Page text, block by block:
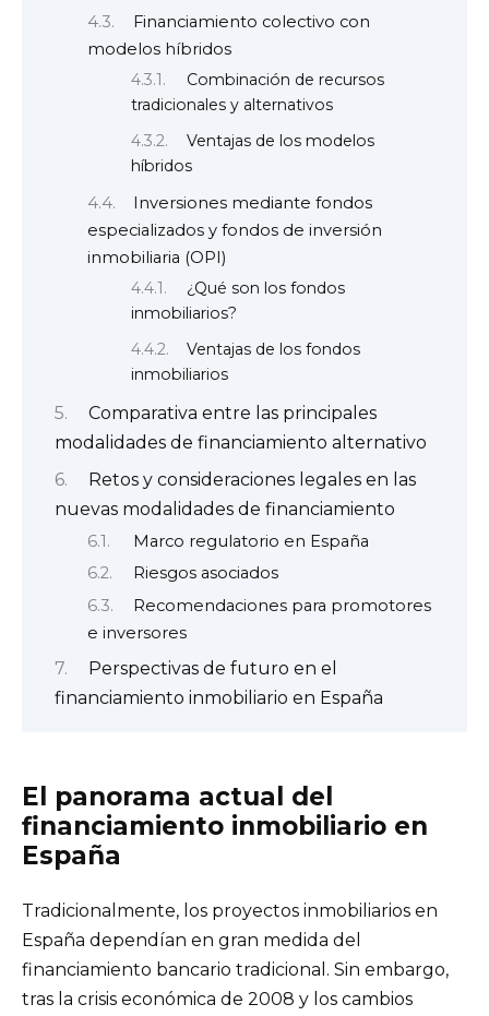
Financiamiento colectivo con
modelos híbridos
Combinación de recursos
tradicionales y alternativos
Ventajas de los modelos
híbridos
Inversiones mediante fondos
especializados y fondos de inversión
inmobiliaria (OPI)
¿Qué son los fondos
inmobiliarios?
Ventajas de los fondos
inmobiliarios
Comparativa entre las principales
modalidades de financiamiento alternativo
Retos y consideraciones legales en las
nuevas modalidades de financiamiento
Marco regulatorio en España
Riesgos asociados
Recomendaciones para promotores
e inversores
Perspectivas de futuro en el
financiamiento inmobiliario en España
El panorama actual del
financiamiento inmobiliario en
España
Tradicionalmente, los proyectos inmobiliarios en
España dependían en gran medida del
financiamiento bancario tradicional. Sin embargo,
tras la crisis económica de 2008 y los cambios